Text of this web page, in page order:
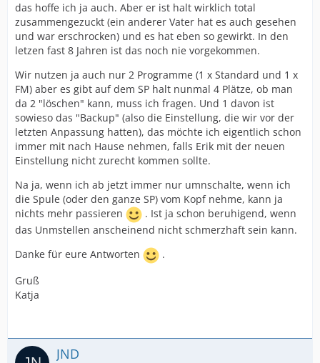
das hoffe ich ja auch. Aber er ist halt wirklich total
zusammengezuckt (ein anderer Vater hat es auch gesehen
und war erschrocken) und es hat eben so gewirkt. In den
letzen fast 8 Jahren ist das noch nie vorgekommen.
Wir nutzen ja auch nur 2 Programme (1 x Standard und 1 x
FM) aber es gibt auf dem SP halt nunmal 4 Plätze, ob man
da 2 "löschen" kann, muss ich fragen. Und 1 davon ist
sowieso das "Backup" (also die Einstellung, die wir vor der
letzten Anpassung hatten), das möchte ich eigentlich schon
immer mit nach Hause nehmen, falls Erik mit der neuen
Einstellung nicht zurecht kommen sollte.
Na ja, wenn ich ab jetzt immer nur umnschalte, wenn ich
die Spule (oder den ganze SP) vom Kopf nehme, kann ja
nichts mehr passieren
. Ist ja schon beruhigend, wenn
das Unmstellen anscheinend nicht schmerzhaft sein kann.
Danke für eure Antworten
.
Gruß
Katja
JND